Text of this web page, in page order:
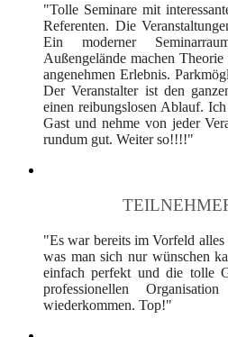
"Tolle Seminare mit
Referenten. Die
Ein moderner
Außengelände machen
angenehmen Erlebnis.
Der Veranstalter ist den
einen reibungslosen Ablauf.
Gast und nehme von jeder
rundum gut. Weiter so!!!!"
"Es war bereits im Vorfeld
was man sich nur wünschen
einfach perfekt und die tolle
professionellen
wiederkommen. Top!"